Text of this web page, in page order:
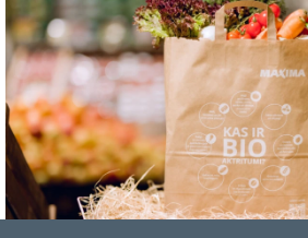
ISTORIJA
VEIKLOS REZULTATAI
KREDITO REITINGAS
AKTUALŪS DOKUMENTAI
PRANEŠIMAI